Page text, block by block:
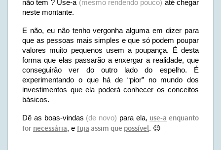
não tem ? Use-a (mesmo rendendo pouco) até chegar
neste montante.
E não, eu não tenho vergonha alguma em dizer para
que as pessoas mais simples e que só podem poupar
valores muito pequenos usem a poupança. É desta
forma que elas passarão a enxergar a realidade, que
conseguirão ver do outro lado do espelho. É
experimentando o que há de “pior” no mundo dos
investimentos que ela poderá conhecer os conceitos
básicos.
Dê as boas-vindas (de novo) para ela, use-aenquanto
fornecessária, e fuja assim que possível. 😉